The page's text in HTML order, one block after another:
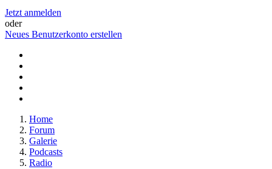
Jetzt anmelden
oder
Neues Benutzerkonto erstellen
Home
Forum
Galerie
Podcasts
Radio